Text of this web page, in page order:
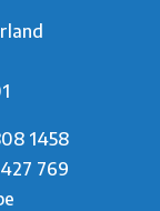
1458
769